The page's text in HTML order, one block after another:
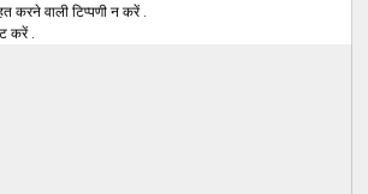
करने वाली टिप्पणी न करें .
करें .